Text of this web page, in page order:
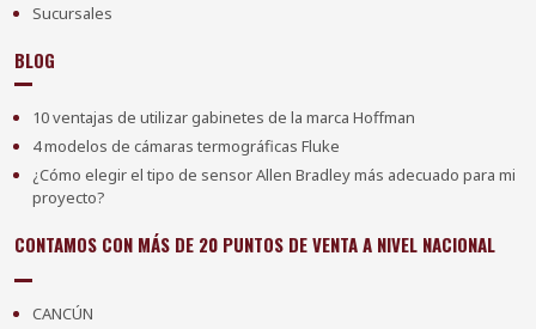
Sucursales
BLOG
10 ventajas de utilizar gabinetes de la marca Hoffman
4 modelos de cámaras termográficas Fluke
¿Cómo elegir el tipo de sensor Allen Bradley más adecuado para mi
proyecto?
CONTAMOS CON MÁS DE 20 PUNTOS DE VENTA A NIVEL NACIONAL
CANCÚN